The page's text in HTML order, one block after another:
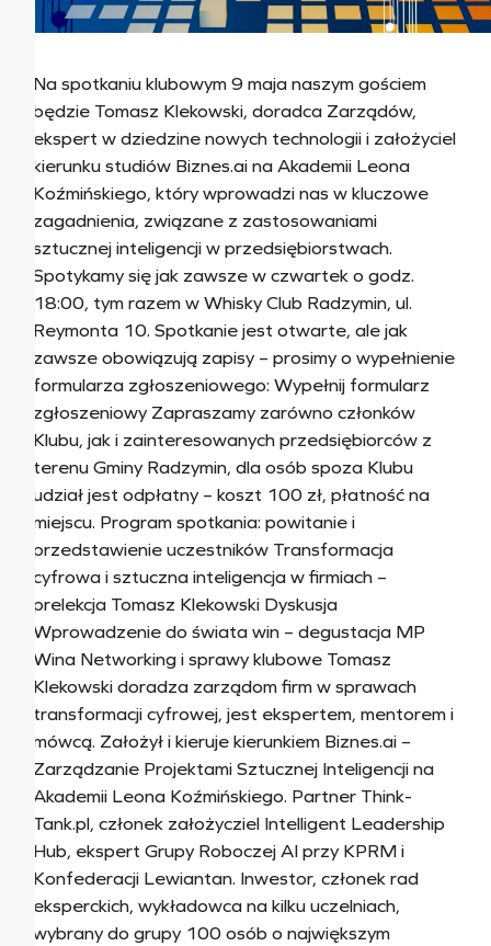
Na spotkaniu klubowym 9 maja naszym gościem
będzie Tomasz Klekowski, doradca Zarządów,
ekspert w dziedzine nowych technologii i założyciel
kierunku studiów Biznes.ai na Akademii Leona
Koźmińskiego, który wprowadzi nas w kluczowe
zagadnienia, związane z zastosowaniami
sztucznej inteligencji w przedsiębiorstwach.
Spotykamy się jak zawsze w czwartek o godz.
18:00, tym razem w Whisky Club Radzymin, ul.
Reymonta 10. Spotkanie jest otwarte, ale jak
zawsze obowiązują zapisy – prosimy o wypełnienie
formularza zgłoszeniowego: Wypełnij formularz
zgłoszeniowy Zapraszamy zarówno członków
Klubu, jak i zainteresowanych przedsiębiorców z
terenu Gminy Radzymin, dla osób spoza Klubu
udział jest odpłatny – koszt 100 zł, płatność na
miejscu. Program spotkania: powitanie i
przedstawienie uczestników Transformacja
cyfrowa i sztuczna inteligencja w firmiach –
prelekcja Tomasz Klekowski Dyskusja
Wprowadzenie do świata win – degustacja MP
Wina Networking i sprawy klubowe Tomasz
Klekowski doradza zarządom firm w sprawach
transformacji cyfrowej, jest ekspertem, mentorem i
mówcą. Założył i kieruje kierunkiem Biznes.ai –
Zarządzanie Projektami Sztucznej Inteligencji na
Akademii Leona Koźmińskiego. Partner Think-
Tank.pl, członek założycziel Intelligent Leadership
Hub, ekspert Grupy Roboczej AI przy KPRM i
Konfederacji Lewiantan. Inwestor, członek rad
eksperckich, wykładowca na kilku uczelniach,
wybrany do grupy 100 osób o największym